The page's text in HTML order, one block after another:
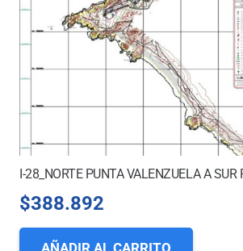
I-28_NORTE PUNTA VALENZUELA A SUR
$388.892
AÑADIR AL CARRITO